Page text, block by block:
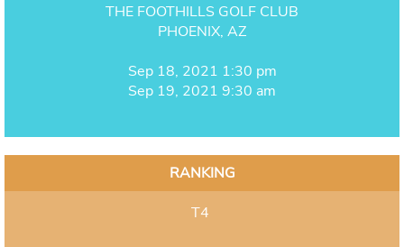
THE FOOTHILLS GOLF CLUB
PHOENIX, AZ
Sep 18, 2021 1:30 pm
Sep 19, 2021 9:30 am
RANKING
T4